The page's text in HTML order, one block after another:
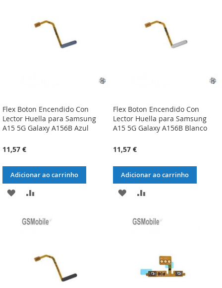
DESEJOS
DESEJOS
Flex Boton Encendido Con
Lector Huella para Samsung
A15 5G Galaxy A156B Azul
11,57 €
Adicionar ao carrinho
ADICIONAR
LISTA
DESEJOS
COMPARAÇÃO
Flex Boton Encendido Con
Lector Huella para Samsung
A15 5G Galaxy A156B Blanco
11,57 €
Adicionar ao carrinho
ADICIONAR
LISTA
ADICIONAR
COMPARAÇÃO